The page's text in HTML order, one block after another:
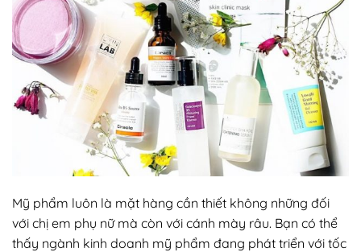
Mỹ phẩm luôn là mặt hàng cần thiết không những đối
với chị em phụ nữ mà còn với cánh mày râu. Bạn có thể
thấy ngành kinh doanh mỹ phẩm đang phát triển với tốc